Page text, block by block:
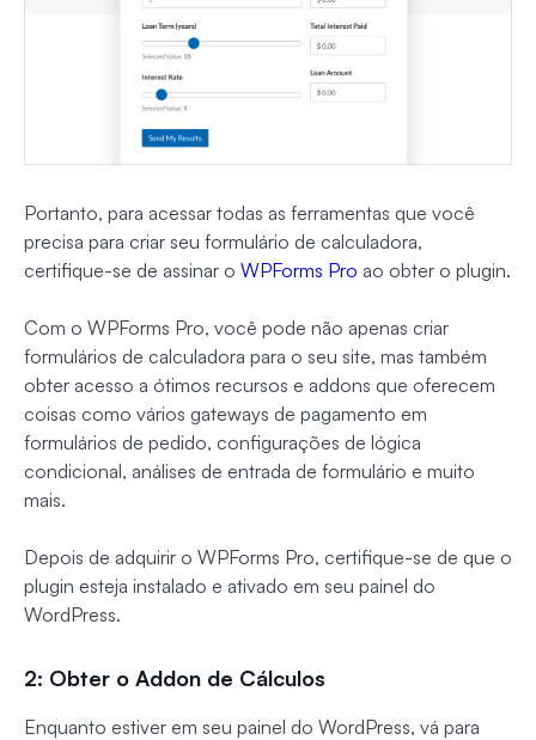
Portanto, para acessar todas as ferramentas que você
precisa para criar seu formulário de calculadora,
certifique-se de assinar o WPForms Pro ao obter o plugin.
Com o WPForms Pro, você pode não apenas criar
formulários de calculadora para o seu site, mas também
obter acesso a ótimos recursos e addons que oferecem
coisas como vários gateways de pagamento em
formulários de pedido, configurações de lógica
condicional, análises de entrada de formulário e muito
mais.
Depois de adquirir o WPForms Pro, certifique-se de que o
plugin esteja instalado e ativado em seu painel do
WordPress.
2: Obter o Addon de Cálculos
Enquanto estiver em seu painel do WordPress, vá para